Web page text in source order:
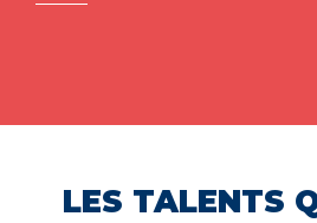
LES TALENTS